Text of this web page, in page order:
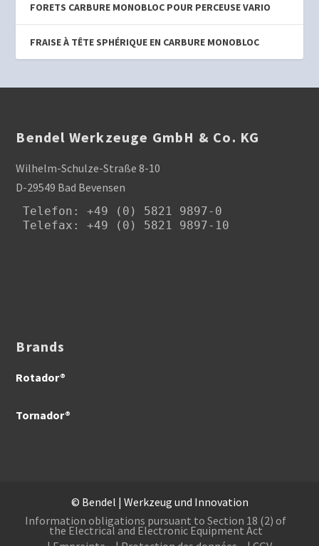
FORETS CARBURE MONOBLOC POUR PERCEUSE VARIO
FRAISE À TÊTE SPHÉRIQUE EN CARBURE MONOBLOC
Bendel Werkzeuge GmbH & Co. KG
Wilhelm-Schulze-Straße 8-10
D-29549 Bad Bevensen
Telefon : +49 (0) 5821 9897-0
Telefax: +49 (0) 5821 9897-10
Brands
Rotador®
Tornador®
© Bendel | Werkzeug und Innovation
Information obligations pursuant to Section 18 (2) of
the Electrical and Electronic Equipment Act